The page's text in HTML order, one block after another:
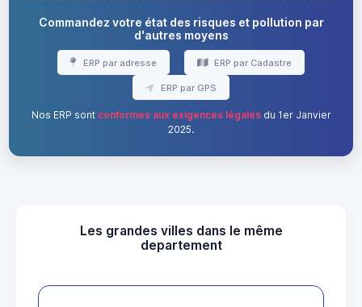
Commandez votre état des risques et pollution par
d'autres moyens
ERP par adresse ERP par Cadastre
ERP par GPS
Nos ERP sont conformes aux exigences légalesdu 1er Janvier
2025.
Les grandes villes dans le même
departement